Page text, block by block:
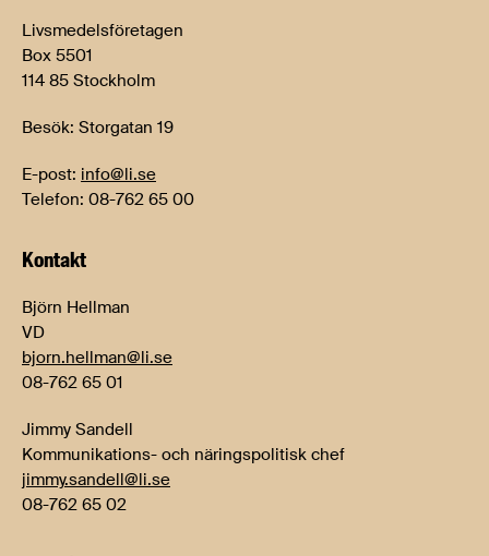
Livsmedelsföretagen
Box 5501
114 85 Stockholm
Besök: Storgatan 19
E-post: info@li.se
Telefon: 08-762 65 00
Kontakt
Björn Hellman
VD
bjorn.hellman@li.se
08-762 65 01
Jimmy Sandell
Kommunikations- och näringspolitisk chef
jimmy.sandell@li.se
08-762 65 02